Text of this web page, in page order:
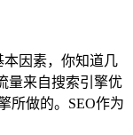
本因素，你知道几
量来自搜索引擎优
所做的。SEO作为